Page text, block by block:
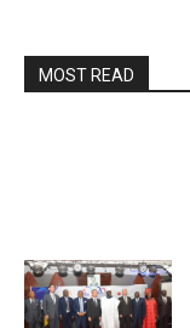
MOST READ